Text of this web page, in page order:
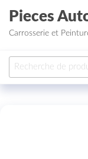
Aller au contenu
Pieces
Carrosserie et
Recherche pour :